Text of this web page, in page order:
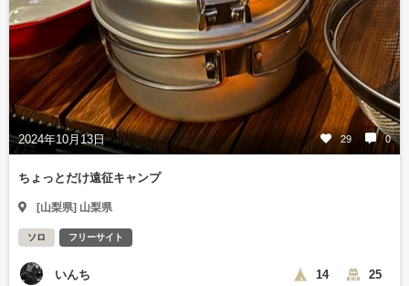
2024年10月13日 29 0
ちょっとだけ遠征キャンプ
[山梨県] 山梨県
ソロ フリーサイト
いんち 14 25